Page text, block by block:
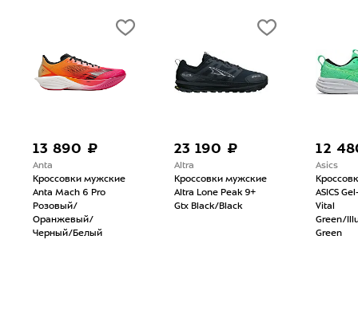
13 890 ₽
Anta
Кроссовки мужские
Anta Mach 6 Pro
Розовый/
Оранжевый/
Черный/Белый
23 190 ₽
Altra
Кроссовки мужские
Altra Lone Peak 9+
Gtx Black/Black
12
Asics
ASICS
Vital
Green/
Green